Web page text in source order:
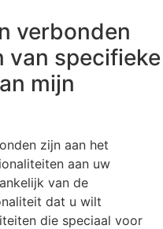
verbonden
van specifieke
mijn
zijn aan het
aan uw
van de
dat u wilt
die speciaal voor